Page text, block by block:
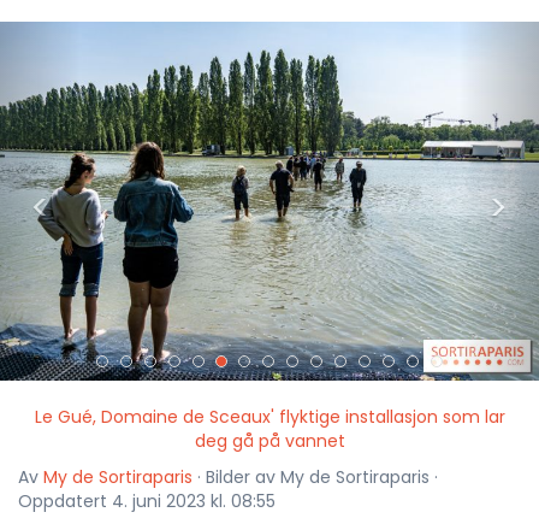
< >
Le Gué, Domaine de Sceaux' flyktige installasjon som lar
deg gå på vannet
Av My de Sortiraparis · Bilder av My de Sortiraparis ·
Oppdatert 4. juni 2023 kl. 08:55